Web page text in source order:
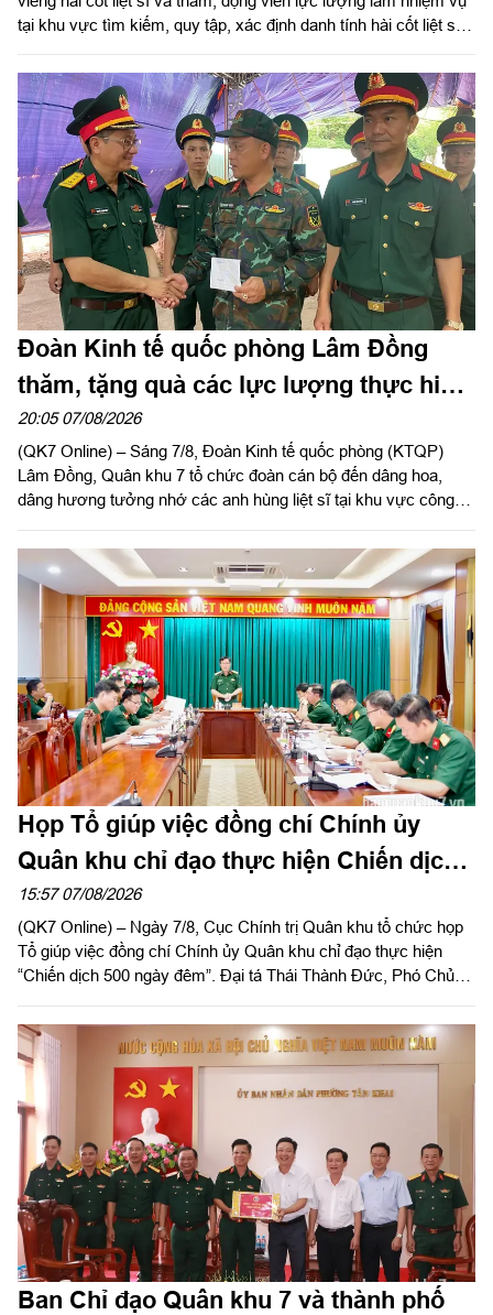
tại khu vực tìm kiếm, quy tập, xác định danh tính hài cốt liệt sĩ
Đoàn Kinh tế quốc phòng Lâm Đồng
thăm, tặng quà các lực lượng thực hiện
nhiệm vụ tìm kiếm, quy tập hài cốt liệt sĩ
20:05 07/08/2026
(QK7 Online) – Sáng 7/8, Đoàn Kinh tế quốc phòng (KTQP)
Lâm Đồng, Quân khu 7 tổ chức đoàn cán bộ đến dâng hoa,
dâng hương tưởng nhớ các anh hùng liệt sĩ tại khu vực công
Đồng Nai do Thượng tá Đinh Nho Hùng, Đoàn trưởng Đoàn
KTQP Lâm Đồng làm trưởng đoàn.
Họp Tổ giúp việc đồng chí Chính ủy
Quân khu chỉ đạo thực hiện Chiến dịch
500 ngày đêm
15:57 07/08/2026
(QK7 Online) – Ngày 7/8, Cục Chính trị Quân khu tổ chức họp
Tổ giúp việc đồng chí Chính ủy Quân khu chỉ đạo thực hiện
“Chiến dịch 500 ngày đêm”. Đại tá Thái Thành Đức, Phó Chủ
Ban Chỉ đạo Quân khu 7 và thành phố